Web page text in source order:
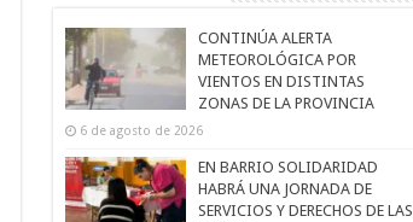
CONTINÚA ALERTA
METEOROLÓGICA POR
VIENTOS EN DISTINTAS
ZONAS DE LA PROVINCIA
6 de agosto de 2026
EN BARRIO SOLIDARIDAD
HABRÁ UNA JORNADA DE
SERVICIOS Y DERECHOS DE LAS